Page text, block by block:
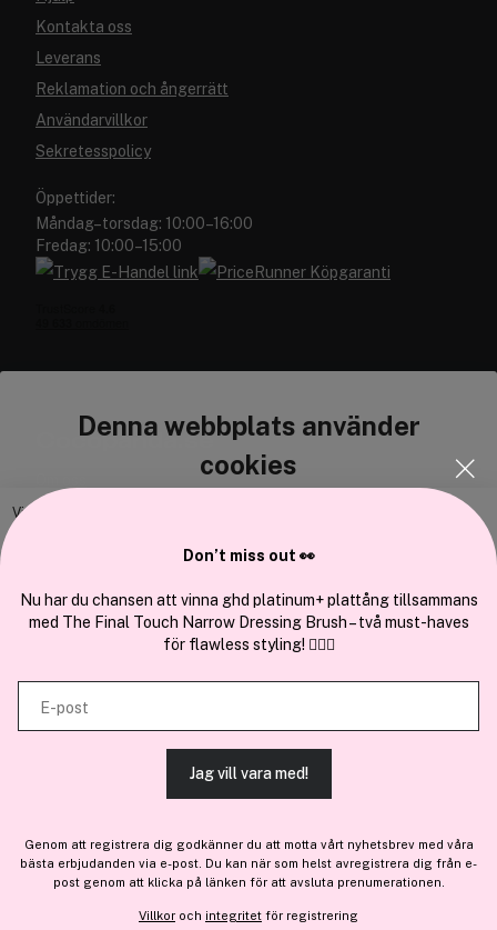
Denna webbplats använder
cookies
Vi använder enhetsidentifierare för att anpassa innehållet och
och annan information från din enhet till de sociala medier och annons-
och analysföretag som vi samarbetar med. Dessa kan i sin tur
kombinera informationen med annan information som du har
tillhandahållit eller som de har samlat in när du har använt deras
tjänster.
TILLÅT ALLA COOKIES
VISA DETALJER
Kontakta oss
Leverans
Reklamation och ångerrätt
Användarvillkor
Sekretesspolicy
Öppettider:
Måndag–torsdag: 10:00–16:00
Fredag: 10:00–15:00
Cocopanda.se
En del avBrandsdal Group AS
Don’t miss out 👀
Nu har du chansen att vinna ghd platinum+ plattång tillsammans
med The Final Touch Narrow Dressing Brush – två must-haves
för flawless styling! 💇‍♀️✨
E-post
Jag vill vara med!
Genom att registrera dig godkänner du att motta vårt nyhetsbrev med våra
bästa erbjudanden via e-post. Du kan när som helst avregistrera dig från e-
post genom att klicka på länken för att avsluta prenumerationen.
Villkor och integritet för registrering